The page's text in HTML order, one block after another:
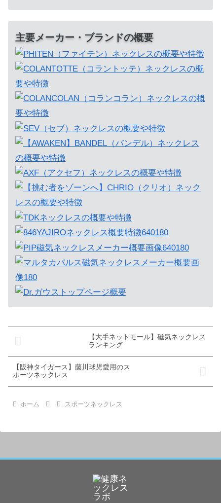
主要メーカー・ブランドの概要
【大手ネットモール】磁気ネックレス
ランキング
【阪神タイガース】藤川球児愛用のス
ポーツネックレス
ホーム スポーツネックレス